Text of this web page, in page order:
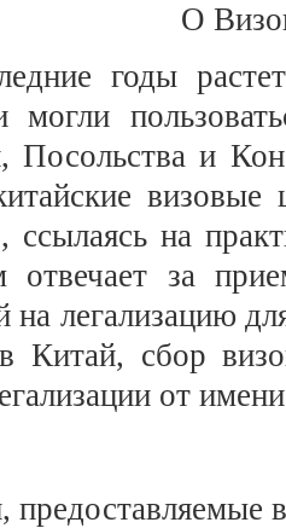
О
годы
могли
Посольства и
ссылаясь на
отвечает за
на легализацию
Китай, сбор
от